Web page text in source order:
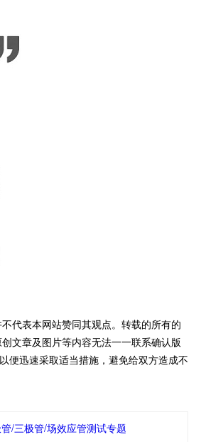
代表本网站赞同其观点。转载的所有的
文章及图片等内容无法一一联系确认版
便迅速采取适当措施，避免给双方造成不
/三极管/场效应管测试专题